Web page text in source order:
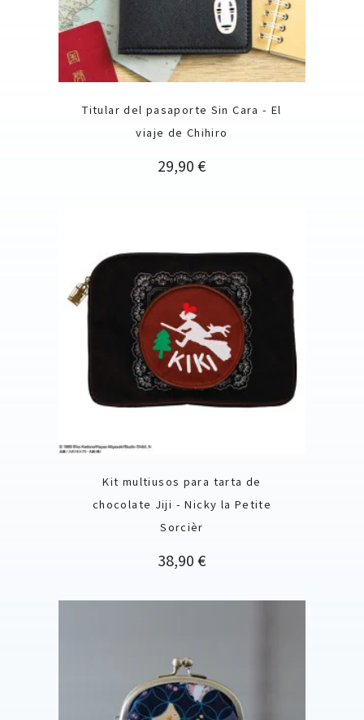
Titular del pasaporte Sin Cara - El
viaje de Chihiro
Precio
29,90 €
Kit multiusos para tarta de
chocolate Jiji - Nicky la Petite
Sorcièr
Precio
38,90 €